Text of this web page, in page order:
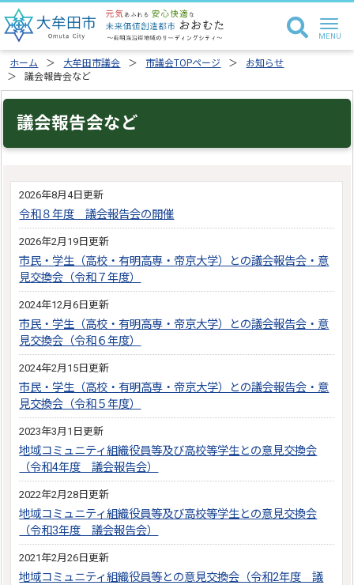
ホーム 大牟田市議会 市議会TOPページ
お知らせ
議会報告会など
議会報告会など
2026年8月4日更新
令和８年度 議会報告会の開催
2026年2月19日更新
市民・学生（高校・有明高専・帝京大学）との議会報告会・意
見交換会（令和７年度）
2024年12月6日更新
市民・学生（高校・有明高専・帝京大学）との議会報告会・意
見交換会（令和６年度）
2024年2月15日更新
市民・学生（高校・有明高専・帝京大学）との議会報告会・意
見交換会（令和５年度）
2023年3月1日更新
地域コミュニティ組織役員等及び高校等学生との意見交換会
（令和4年度 議会報告会）
2022年2月28日更新
地域コミュニティ組織役員等及び高校等学生との意見交換会
（令和3年度 議会報告会）
2021年2月26日更新
地域コミュニティ組織役員等との意見交換会（令和2年度 議